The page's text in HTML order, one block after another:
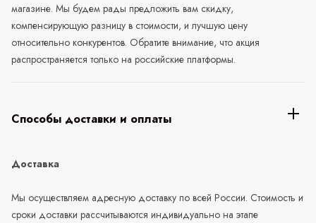
магазине. Мы будем рады предложить вам скидку,
компенсирующую разницу в стоимости, и лучшую цену
относительно конкурентов. Обратите внимание, что акция
распространяется только на российские платформы.
Способы доставки и оплаты
Доставка
Мы осуществляем адресную доставку по всей России. Стоимость и
сроки доставки рассчитываются индивидуально на этапе